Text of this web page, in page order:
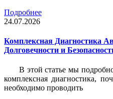
Подробнее
24.07.2026
Комплексная Диагностика
Долговечности и
В этой статье мы
комплексная диагностика,
необходимо проводить